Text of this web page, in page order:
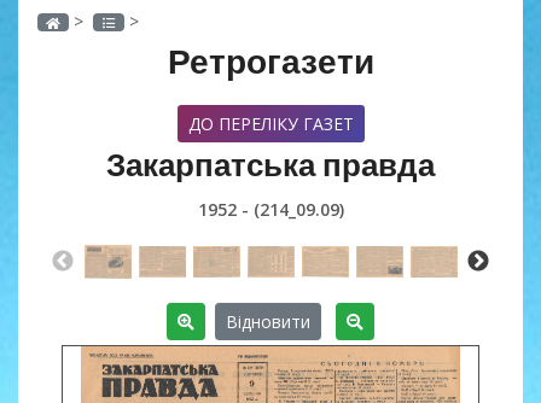
> >
Ретрогазети
ДО ПЕРЕЛІКУ ГАЗЕТ
Закарпатська правда
1952 - (214_09.09)
Відновити